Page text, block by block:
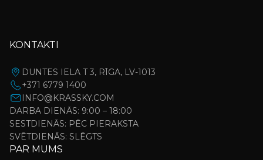
KONTAKTI
DUNTES IELA T 3, RĪGA, LV-1013
+371 6779 1400
INFO@KRASSKY.COM
DARBA DIENĀS: 9:00 – 18:00
SESTDIENĀS: PĒC PIERAKSTA
SVĒTDIENĀS: SLĒGTS
PAR MUMS